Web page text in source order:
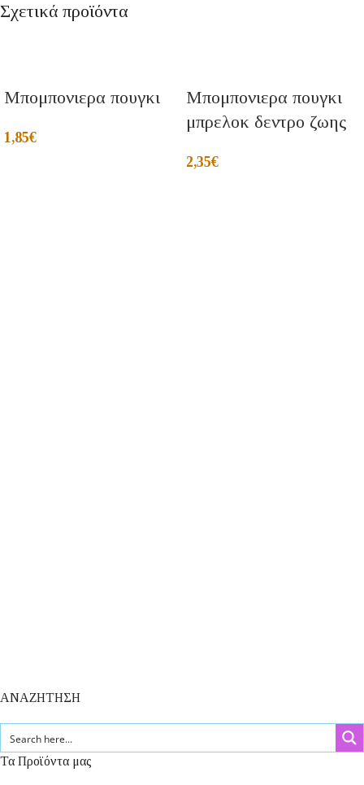
Σχετικά προϊόντα
Μπομπονιερα πουγκι
1,85€
Μπομπονιερα πουγκι
μπρελοκ δεντρο ζωης
2,35€
ΑΝΑΖΗΤΗΣΗ
Τα Προϊόντα μας